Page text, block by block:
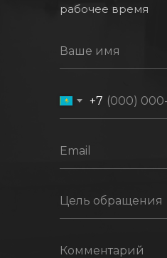
рабочее время
Ваше имя
+7
Email
Цель обращения
Комментарий